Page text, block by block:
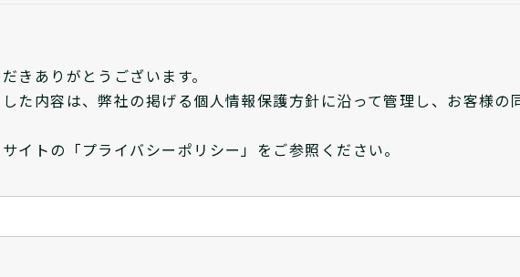
きありがとうございます。
た内容は、弊社の掲げる個人情報保護方針に沿って管理し、お客様
イトの「プライバシーポリシー」をご参照ください。